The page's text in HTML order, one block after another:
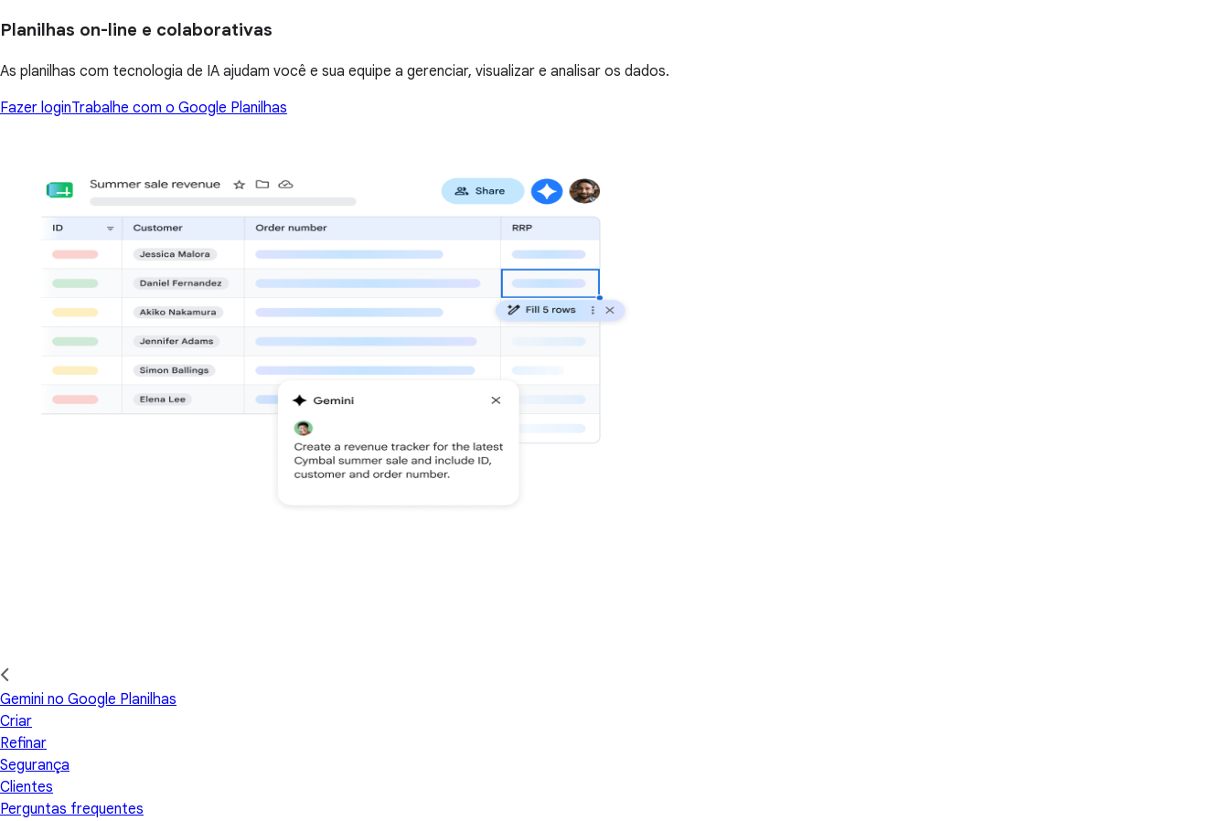
Planilhas on-line e colaborativas
As planilhas com tecnologia de IA ajudam você e sua equipe a gerenciar, visualizar e analisar os dados.
Fazer loginTrabalhe com o Google Planilhas
Gemini no Google Planilhas
Criar
Refinar
Segurança
Clientes
Perguntas frequentes